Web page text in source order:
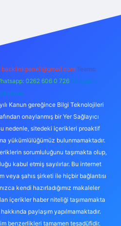
backlinkpaneli@gmail.com Teams:
0262 606 0 726 Telegram:
Kanun gereğince Bilgi Teknolojileri
onaylanmış bir Yer Sağlayıcı
nedenle, sitedeki içerikleri proaktif
yükümlülüğümüz bulunmamaktadır.
sorumluluğunu taşımakta olup,
kabul etmiş sayılırlar. Bu internet
veya şahıs şirketi ile hiçbir bağlantısı
kendi hazırladığımız makaleler
içerikler haber niteliği taşımamakta
paylaşım yapılmamaktadır.
benzerlikleri tamamen tesadüfidir.